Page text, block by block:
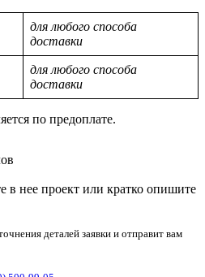
для любого способа
доставки
для любого способа
доставки
по предоплате.
в нее проект или кратко опишите
деталей заявки и отправит вам